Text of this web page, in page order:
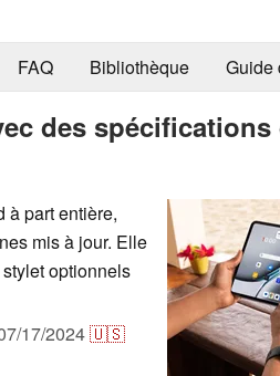
FAQ Bibliothèque Guide
des
à part entière,
mis à jour. Elle
optionnels
17/2024🇺🇸